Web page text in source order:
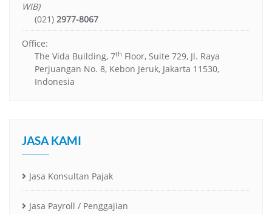
WIB)
(021) 2977-8067
Office:
The Vida Building, 7th Floor, Suite 729, Jl. Raya
Perjuangan No. 8, Kebon Jeruk, Jakarta 11530,
Indonesia
JASA KAMI
Jasa Konsultan Pajak
Jasa Payroll / Penggajian